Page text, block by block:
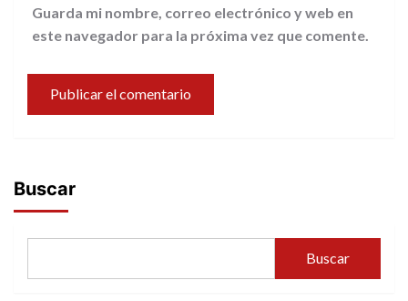
Guarda mi nombre, correo electrónico y web en
este navegador para la próxima vez que comente.
Buscar
Buscar